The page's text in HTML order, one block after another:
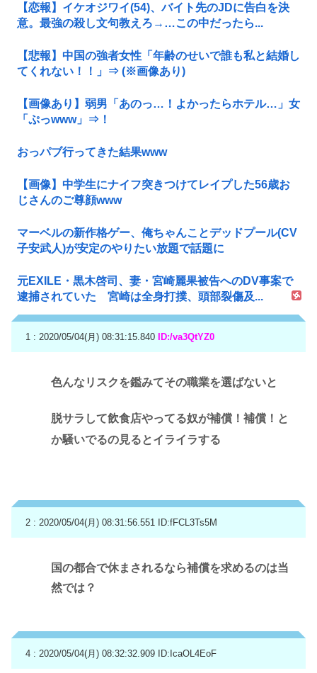
【恋報】イケオジワイ(54)、バイト先のJDに告白を決
意。最強の殺し文句教えろ→…この中だったら...
【悲報】中国の強者女性「年齢のせいで誰も私と結婚し
てくれない！！」⇒ (※画像あり)
【画像あり】弱男「あのっ…！よかったらホテル…」女
「ぷっwww」⇒！
おっパブ行ってきた結果www
【画像】中学生にナイフ突きつけてレイプした56歳お
じさんのご尊顔www
マーベルの新作格ゲー、俺ちゃんことデッドプール(CV
子安武人)が安定のやりたい放題で話題に
元EXILE・黒木啓司、妻・宮崎麗果被告へのDV事案で
逮捕されていた 宮崎は全身打撲、頭部裂傷及...
1 : 2020/05/04(月) 08:31:15.840 ID:/va3QtYZ0
色んなリスクを鑑みてその職業を選ばないと
脱サラして飲食店やってる奴が補償！補償！と
か騒いでるの見るとイライラする
2 : 2020/05/04(月) 08:31:56.551 ID:fFCL3Ts5M
国の都合で休まされるなら補償を求めるのは当
然では？
4 : 2020/05/04(月) 08:32:32.909 ID:IcaOL4EoF